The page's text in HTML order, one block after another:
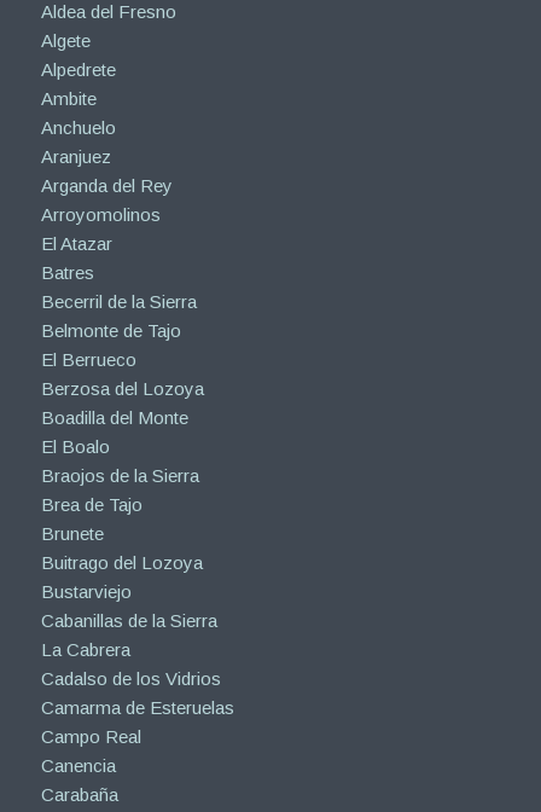
Aldea del Fresno
Algete
Alpedrete
Ambite
Anchuelo
Aranjuez
Arganda del Rey
Arroyomolinos
El Atazar
Batres
Becerril de la Sierra
Belmonte de Tajo
El Berrueco
Berzosa del Lozoya
Boadilla del Monte
El Boalo
Braojos de la Sierra
Brea de Tajo
Brunete
Buitrago del Lozoya
Bustarviejo
Cabanillas de la Sierra
La Cabrera
Cadalso de los Vidrios
Camarma de Esteruelas
Campo Real
Canencia
Carabaña